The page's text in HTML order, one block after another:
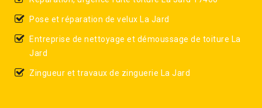
Pose et réparation de velux La Jard
Entreprise de nettoyage et démoussage de toiture La
Jard
Zingueur et travaux de zinguerie La Jard